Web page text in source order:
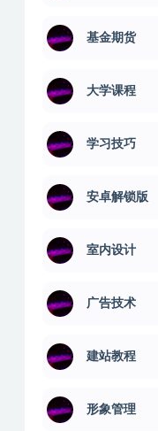
基金期货
大学课程
学习技巧
安卓解锁版
室内设计
广告技术
建站教程
形象管理